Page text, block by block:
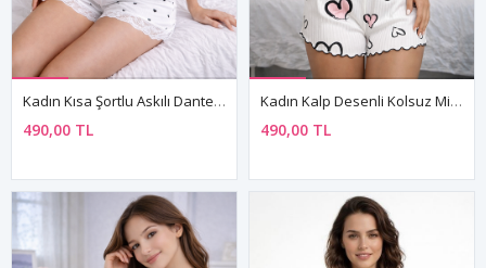
Kadın Kısa Şortlu Askılı Dantel Detaylı Kalp Desenli Beyaz Büstiyer Mini Pijama Takımı
490,00 TL
Kadın Kalp Desenli Kolsuz Mini Beyaz Şortlu Fiyonk Detaylı Askılı Yazlık Pijama Takımı
490,00 TL